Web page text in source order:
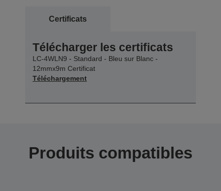
Certificats
Télécharger les certificats
LC-4WLN9 - Standard - Bleu sur Blanc -
12mmx9m Certificat
Téléchargement
Produits compatibles